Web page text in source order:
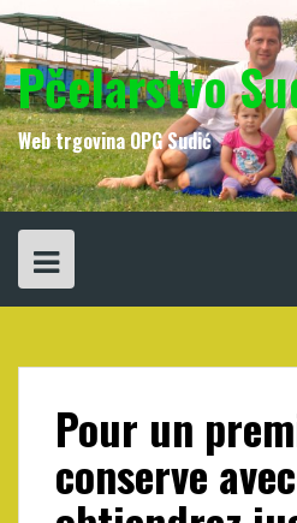
Skip
to
content
Pčelarstvo
Web trgovina OPG Sudić
Pour un
conserve